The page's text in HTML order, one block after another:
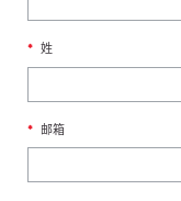
* 姓
* 邮箱